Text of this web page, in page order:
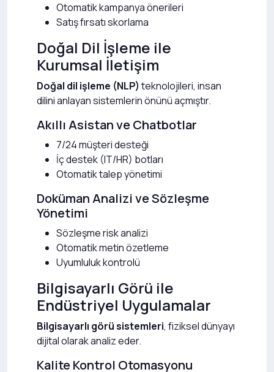
Otomatik kampanya önerileri
Satış fırsatı skorlama
Doğal Dil İşleme ile
Kurumsal İletişim
Doğal dil işleme (NLP) teknolojileri, insan
dilini anlayan sistemlerin önünü açmıştır.
Akıllı Asistan ve Chatbotlar
7/24 müşteri desteği
İç destek (IT/HR) botları
Otomatik talep yönetimi
Doküman Analizi ve Sözleşme
Yönetimi
Sözleşme risk analizi
Otomatik metin özetleme
Uyumluluk kontrolü
Bilgisayarlı Görü ile
Endüstriyel Uygulamalar
Bilgisayarlı görü sistemleri, fiziksel dünyayı
dijital olarak analiz eder.
Kalite Kontrol Otomasyonu